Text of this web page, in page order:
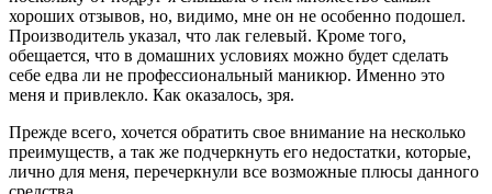
хороших отзывов, но, видимо, мне он не особенно подошел.
Производитель указал, что лак гелевый. Кроме того,
обещается, что в домашних условиях можно будет сделать
себе едва ли не профессиональный маникюр. Именно это
меня и привлекло. Как оказалось, зря.
Прежде всего, хочется обратить свое внимание на несколько
преимуществ, а так же подчеркнуть его недостатки, которые,
лично для меня, перечеркнули все возможные плюсы данного